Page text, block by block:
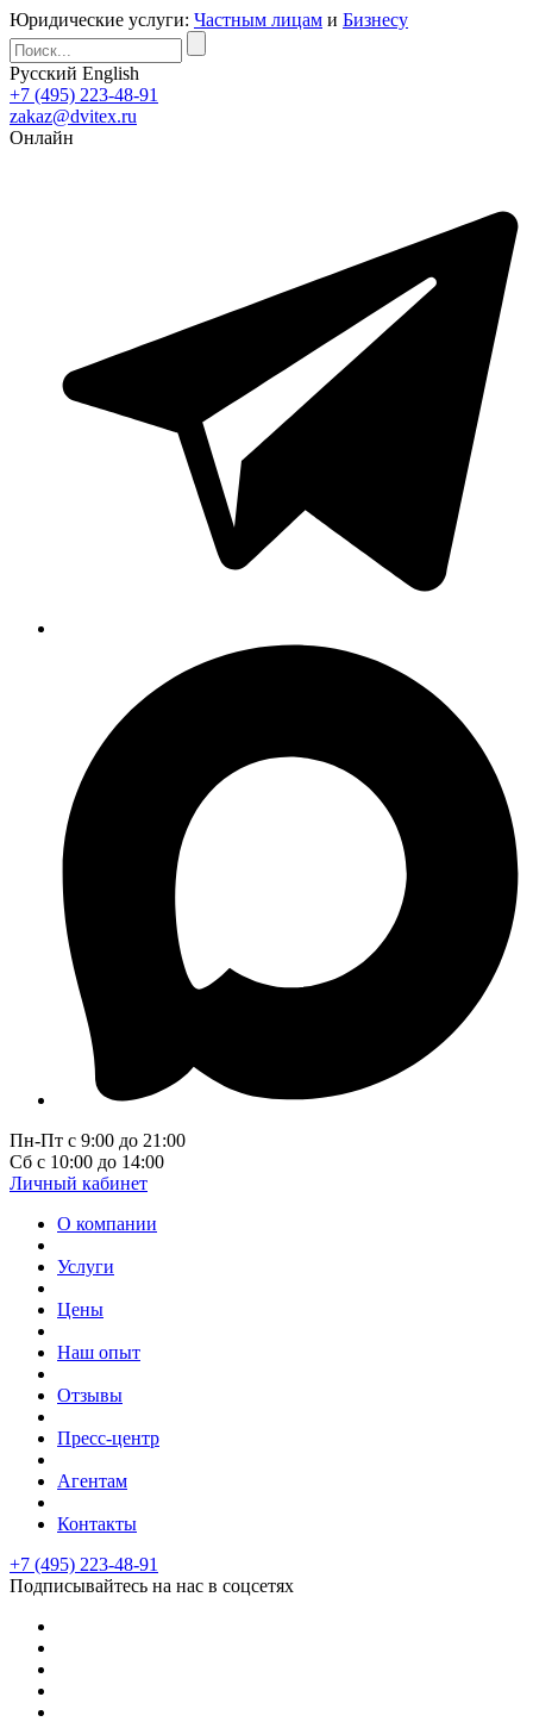
Юридические услуги: Частным лицам и Бизнесу
Русский English
+7 (495) 223-48-91
zakaz@dvitex.ru
Онлайн
Пн-Пт с 9:00 до 21:00
Сб с 10:00 до 14:00
Личный кабинет
О компании
Услуги
Цены
Наш опыт
Отзывы
Пресс-центр
Агентам
Контакты
+7 (495) 223-48-91
Подписывайтесь на нас в соцсетях